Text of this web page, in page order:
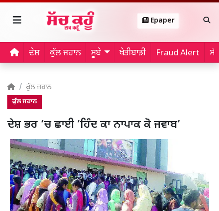
Epaper
ਦੇਸ਼ ਕੁੱਲ ਜਹਾਨ ਸੂਬੇ ਖੇਤੀਬਾੜੀ Fraud Alert
ਕੁੱਲ ਜਹਾਨ
ਕੁੱਲ ਜਹਾਨ
ਦੇਸ਼ ਭਰ ‘ਚ ਛਾਈ ‘ਹਿੰਦ ਕਾ ਨਾਪਾਕ ਕੋ ਜਵਾਬ’